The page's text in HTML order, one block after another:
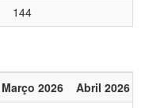
144
Março 2026 Abril 2026